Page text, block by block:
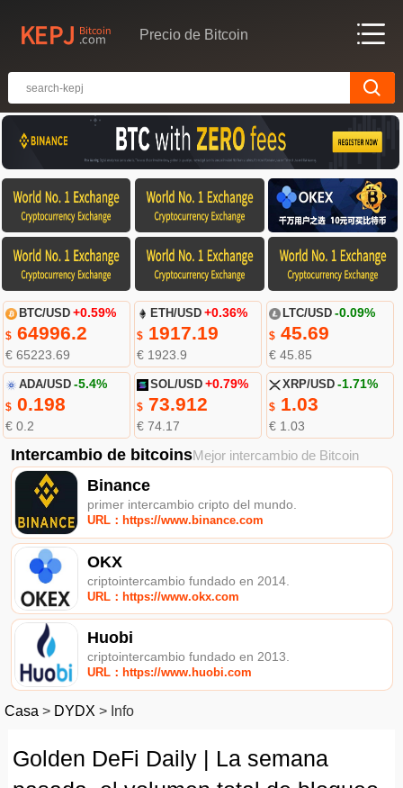
Precio de Bitcoin
BTC/USD +0.59%
$64996.2
€ 65223.69
ETH/USD +0.36%
$ 1917.19
€ 1923.9
LTC/USD -0.09%
$45.69
€ 45.85
ADA/USD -5.4%
$0.198
€ 0.2
SOL/USD +0.79%
$ 73.912
€ 74.17
XRP/USD -1.71%
$1.03
€ 1.03
Intercambio de bitcoinsMejor intercambio de Bitcoin
Binance
primer intercambio cripto del mundo.
URL：https://www.binance.com
OKX
criptointercambio fundado en 2014.
URL：https://www.okx.com
Huobi
criptointercambio fundado en 2013.
URL：https://www.huobi.com
Casa > DYDX > Info
Golden DeFi Daily | La semana